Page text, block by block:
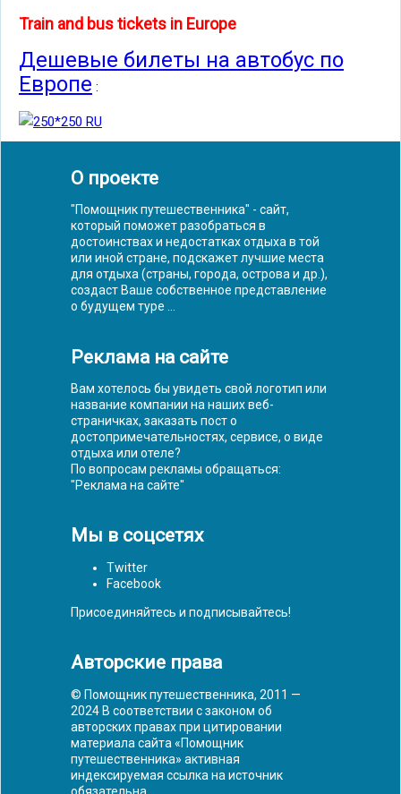
Train and bus tickets in Europe
Дешевые билеты на автобус по
Европе :
О проекте
"Помощник путешественника" - сайт,
который поможет разобраться в
достоинствах и недостатках отдыха в той
или иной стране, подскажет лучшие места
для отдыха (страны, города, острова и др.),
создаст Ваше собственное представление
о будущем туре ...
Реклама на сайте
Вам хотелось бы увидеть свой логотип или
название компании на наших веб-
страничках, заказать пост о
достопримечательностях, сервисе, о виде
отдыха или отеле?
По вопросам рекламы обращаться:
"Реклама на сайте"
Мы в соцсетях
Twitter
Facebook
Присоединяйтесь и подписывайтесь!
Авторские права
© Помощник путешественника, 2011 —
2024 В соответствии с законом об
авторских правах при цитировании
материала сайта «Помощник
путешественника» активная
индексируемая ссылка на источник
обязательна.